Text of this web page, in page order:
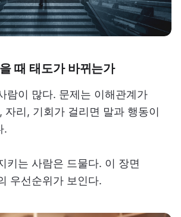
때 태도가 바뀌는가
람이 많다. 문제는 이해관계가
자리, 기회가 걸리면 말과 행동이
.
키는 사람은 드물다. 이 장면
우선순위가 보인다.